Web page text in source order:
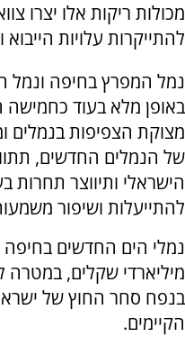
מכולות ריקות אלו יצרו
להתייקרות עלויות
נמל המפרץ בחיפה ונמל
באופן מלא בעוד כחמישה
מצוקת הצפיפות בנמלים
של הנמלים החדשים,
הישראלי ותיווצר
להתייעלות ושיפור
נמלי הים החדשים
מיליארדי שקלים,
בנפח סחר החוץ של
הקיימים.